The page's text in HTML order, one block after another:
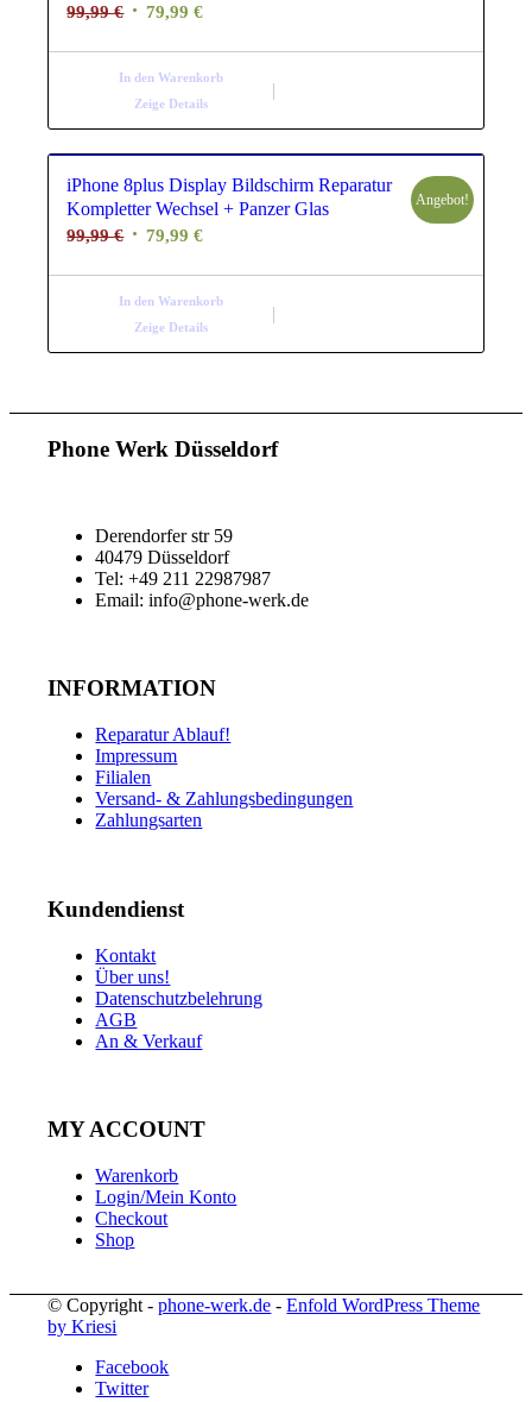
99,99€ Ursprünglicher
war:
99,99 €
79,99€Aktueller
ist:
In den Warenkorb
Zeige Details
iPhone 8plus Display Bildschirm Reparatur
Kompletter Wechsel + Panzer Glas
99,99€ Ursprünglicher
war:
99,99 €
79,99€Aktueller
ist:
Angebot!
In den Warenkorb
Zeige Details
Phone Werk Düsseldorf
Derendorfer str 59
40479 Düsseldorf
Tel: +49 211 22987987
Email: info@phone-werk.de
INFORMATION
Reparatur Ablauf!
Impressum
Filialen
Versand- & Zahlungsbedingungen
Zahlungsarten
Kundendienst
Kontakt
Über uns!
Datenschutzbelehrung
AGB
An & Verkauf
MY ACCOUNT
Warenkorb
Login/Mein Konto
Checkout
Shop
© Copyright -phone-werk.de -Enfold WordPress Theme
by Kriesi
Facebook
Twitter